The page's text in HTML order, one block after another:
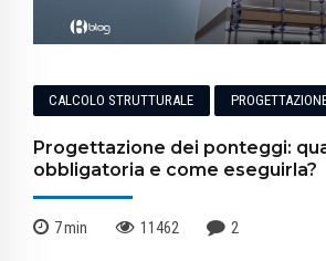
CALCOLO STRUTTURALE
Progettazione dei ponteggi:
obbligatoria e come eseguirla?
7min 11462 2